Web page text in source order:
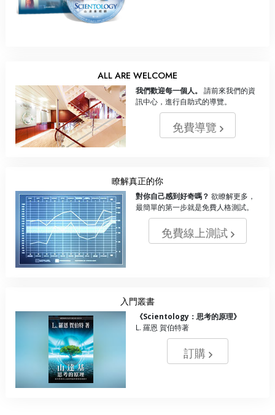
ALL ARE WELCOME
我們歡迎每一個人。 請前來我們的資
訊中心，進行自助式的導覽。
免費導覽
瞭解真正的你
對你自己感到好奇嗎？ 欲瞭解更多，
最簡單的第一步就是免費人格測試。
免費線上測試
入門叢書
《Scientology：思考的原理》
L. 羅恩 賀伯特著
訂購